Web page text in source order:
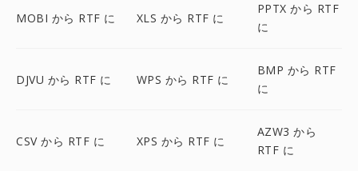
MOBI から RTF に XLS から RTF に
PPTX から RTF
に
DJVU から RTF に WPS から RTF に
BMP から RTF
に
CSV から RTF に XPS から RTF に
AZW3 から
RTF に